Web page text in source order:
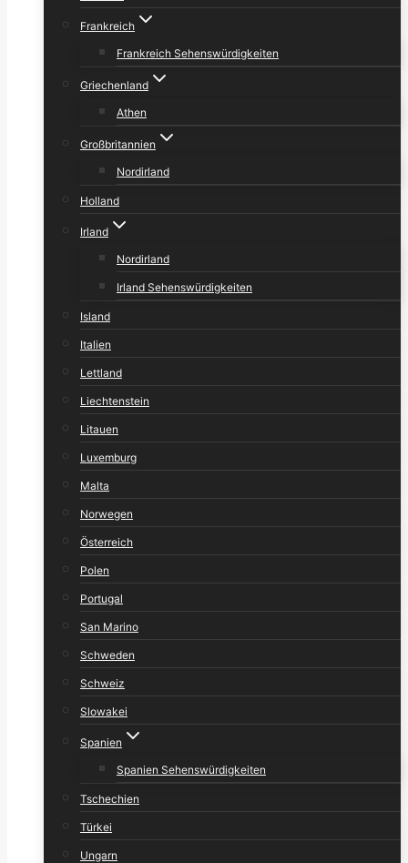
Frankreich
Frankreich Sehenswürdigkeiten
Griechenland
Athen
Großbritannien
Nordirland
Holland
Irland
Nordirland
Irland Sehenswürdigkeiten
Island
Italien
Lettland
Liechtenstein
Litauen
Luxemburg
Malta
Norwegen
Österreich
Polen
Portugal
San Marino
Schweden
Schweiz
Slowakei
Spanien
Spanien Sehenswürdigkeiten
Tschechien
Türkei
Ungarn